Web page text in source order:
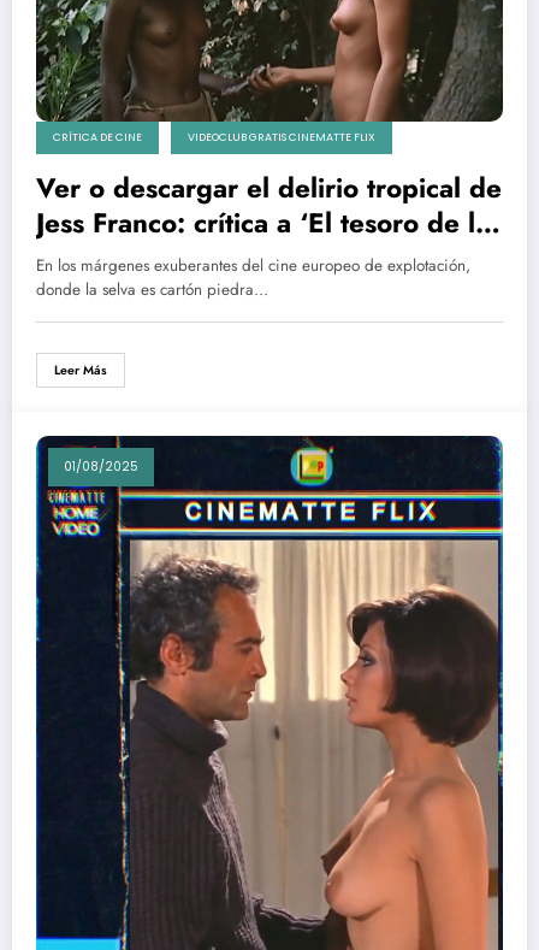
CRÍTICA DE CINE VIDEOCLUB GRATIS CINEMATTE FLIX
Ver o descargar el delirio tropical de
Jess Franco: crítica a ‘El tesoro de la
diosa blanca’
En los márgenes exuberantes del cine europeo de explotación,
donde la selva es cartón piedra…
Leer Más
01/08/2025